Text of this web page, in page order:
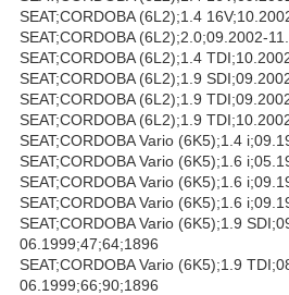
SEAT;CORDOBA (6L2);1.4
SEAT;CORDOBA (6L2);2.0;09.2002-
SEAT;CORDOBA (6L2);1.4
SEAT;CORDOBA (6L2);1.9
SEAT;CORDOBA (6L2);1.9
SEAT;CORDOBA (6L2);1.9
SEAT;CORDOBA Vario (6K5);1.4
SEAT;CORDOBA Vario (6K5);1.6
SEAT;CORDOBA Vario (6K5);1.6
SEAT;CORDOBA Vario (6K5);1.6
SEAT;CORDOBA Vario (6K5);1.9
06.1999;47;64;1896
SEAT;CORDOBA Vario (6K5);1.9
06.1999;66;90;1896